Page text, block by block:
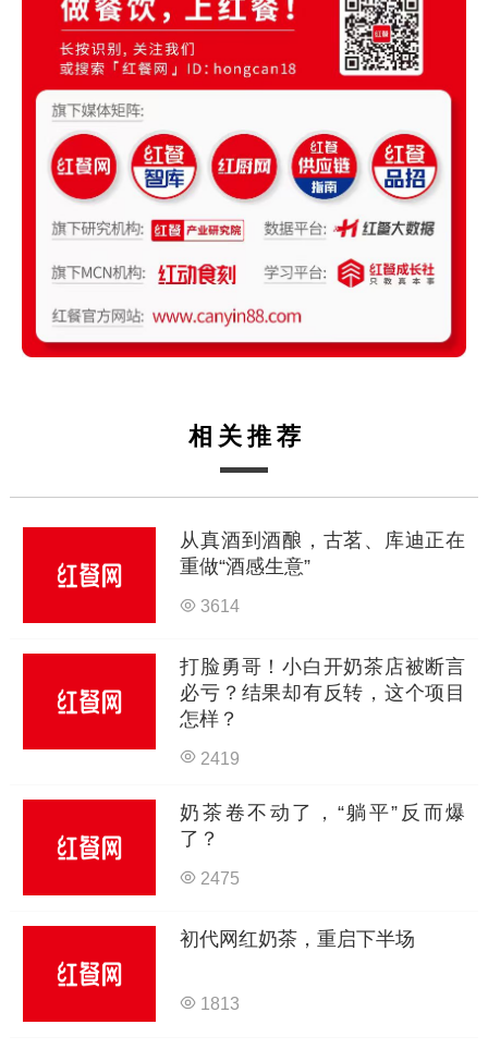
相关推荐
从真酒到酒酿，古茗、库迪正在
重做“酒感生意”
3614
打脸勇哥！小白开奶茶店被断言
必亏？结果却有反转，这个项目
怎样？
2419
奶茶卷不动了，“躺平”反而爆
了？
2475
初代网红奶茶，重启下半场
1813